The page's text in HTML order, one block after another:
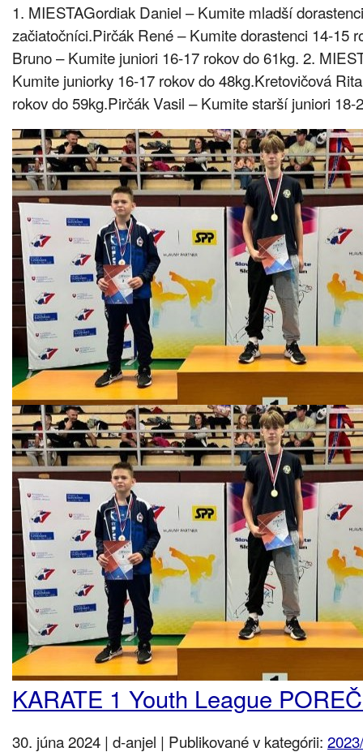
1. MIESTAGordiak Daniel – Kumite mladší
začiatočníci.Pirčák René – Kumite dorastenci 14-15
Bruno – Kumite juniori 16-17 rokov do 61kg. 2.
Kumite juniorky 16-17 rokov do 48kg.Kretovičová
rokov do 59kg.Pirčák Vasil – Kumite starší juniori
KARATE 1 Youth League
30. júna 2024 | d-anjel | Publikované v kategórii: